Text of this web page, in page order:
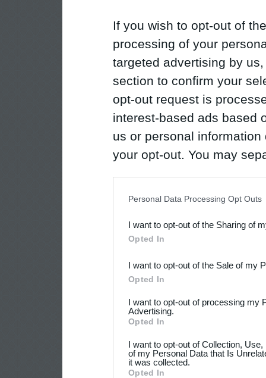
If you wish to opt-out of
processing of your
targeted advertising by
section to confirm your
opt-out request is
interest-based ads based
us or personal
your opt-out. You may
Downstream Participants
third parties.
Personal Data Processing Opt Outs
I want to opt-out of the Sharing of
Opted In
I want to opt-out of the Sale of my
Opted In
I want to opt-out of processing my
Advertising.
Opted In
I want to opt-out of Collection,
of my Personal Data that Is
it was collected.
Opted In